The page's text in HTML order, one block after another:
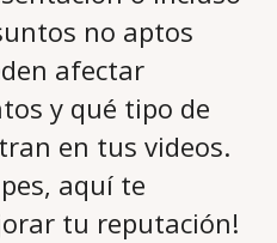
no aptos
afectar
y qué tipo de
en tus videos.
aquí te
tu reputación!